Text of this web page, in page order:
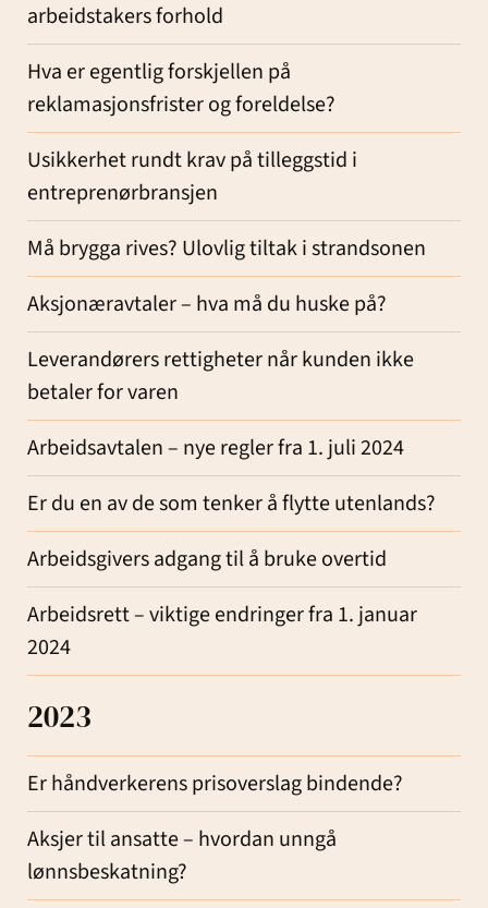
arbeidstakers forhold
Hva er egentlig forskjellen på
reklamasjonsfrister og foreldelse?
Usikkerhet rundt krav på tilleggstid i
entreprenørbransjen
Må brygga rives? Ulovlig tiltak i strandsonen
Aksjonæravtaler – hva må du huske på?
Leverandørers rettigheter når kunden ikke
betaler for varen
Arbeidsavtalen – nye regler fra 1. juli 2024
Er du en av de som tenker å flytte utenlands?
Arbeidsgivers adgang til å bruke overtid
Arbeidsrett – viktige endringer fra 1. januar
2024
2023
Er håndverkerens prisoverslag bindende?
Aksjer til ansatte – hvordan unngå
lønnsbeskatning?